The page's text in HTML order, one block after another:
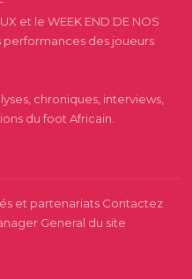
et le WEEK END DE NOS
performances des joueurs
chroniques, interviews,
du foot Africain.
et partenariats Contactez
General du site